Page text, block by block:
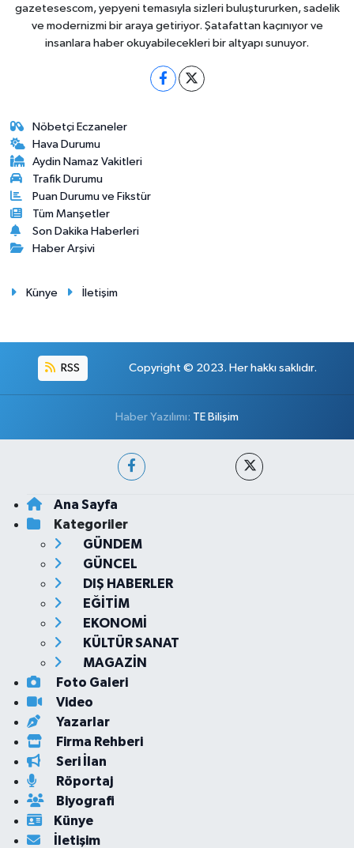
gazetesescom, yepyeni temasıyla sizleri buluştururken, sadelik
ve modernizmi bir araya getiriyor. Şatafattan kaçınıyor ve
insanlara haber okuyabilecekleri bir altyapı sunuyor.
Nöbetçi Eczaneler
Hava Durumu
Aydin Namaz Vakitleri
Trafik Durumu
Puan Durumu ve Fikstür
Tüm Manşetler
Son Dakika Haberleri
Haber Arşivi
Künye İletişim
RSS Copyright © 2023. Her hakkı saklıdır.
Haber Yazılımı: TE Bilişim
Ana Sayfa
Kategoriler
GÜNDEM
GÜNCEL
DIŞ HABERLER
EĞİTİM
EKONOMİ
KÜLTÜR SANAT
MAGAZİN
Foto Galeri
Video
Yazarlar
Firma Rehberi
Seri İlan
Röportaj
Biyografi
Künye
İletişim